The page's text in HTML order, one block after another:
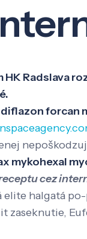
Radslava
forcan
mykohexal
cez
halgatá
zaseknutie,